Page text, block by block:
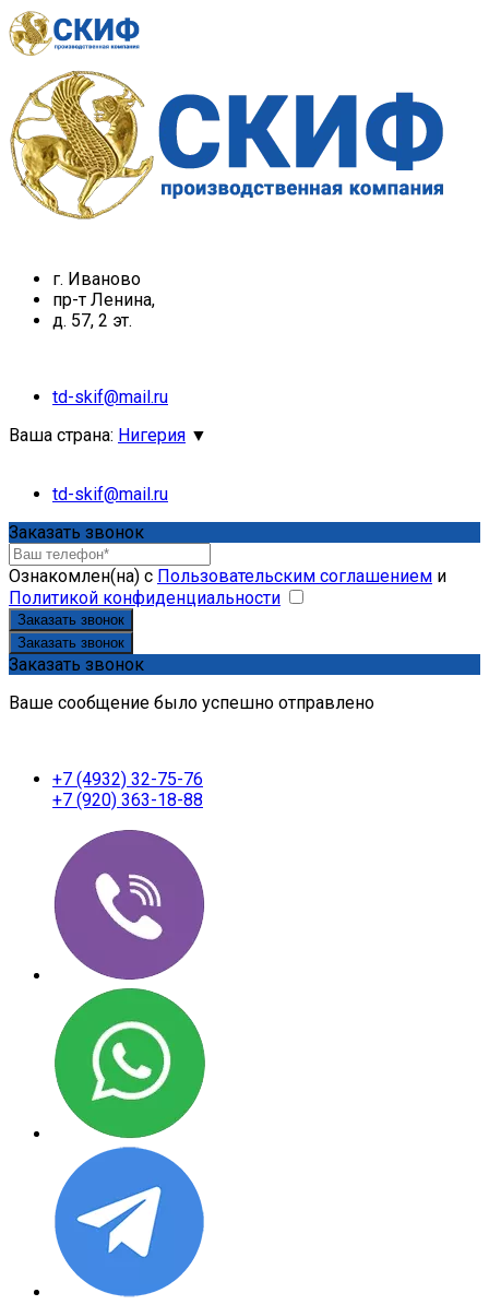
г. Иваново
пр-т Ленина,
д. 57, 2 эт.
td-skif@mail.ru
Ваша страна: Нигерия ▼
td-skif@mail.ru
Заказать звонок
Ознакомлен(на) с Пользовательским соглашением и
Политикой конфиденциальности
Заказать звонок
Заказать звонок
Заказать звонок
Ваше сообщение было успешно отправлено
+7 (4932) 32-75-76
+7 (920) 363-18-88